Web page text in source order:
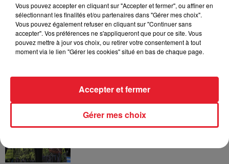
Une vidéo publiée par Rihanna Snapchat ? (@rihchat)le5 Févr. 2016 à 17h54 PST
LES DERNIÈRES NEWS Voir plus
Jay-Z se bat contre la grand-mère
d'un homme prétendant être son fils
Vous pouvez accepter en cliquant sur "Accepter et fermer", ou affiner en
sélectionnant les finalités et/ou partenaires dans "Gérer mes choix".
Vous pouvez également refuser en cliquant sur "Continuer sans
accepter". Vos préférences ne s'appliqueront que pour ce site. Vous
pouvez mettre à jour vos choix, ou retirer votre consentement à tout
moment via le lien "Gérer les cookies" situé en bas de chaque page.
Gérer mes choix
Accepter et fermer